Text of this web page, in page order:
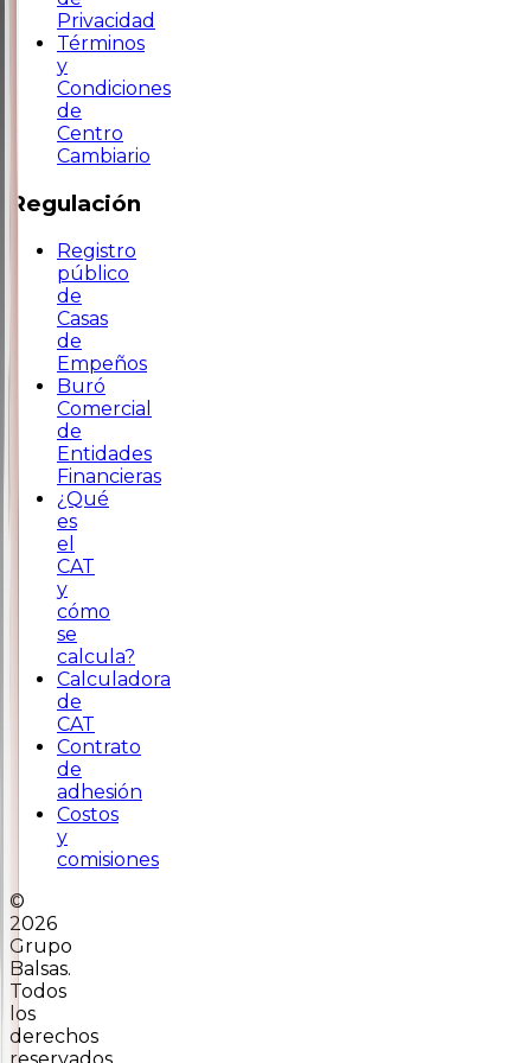
Privacidad
Términos
y
Condiciones
de
Centro
Cambiario
Regulación
Registro
público
de
Casas
de
Empeños
Buró
Comercial
de
Entidades
Financieras
¿Qué
es
el
CAT
y
cómo
se
calcula?
Calculadora
de
CAT
Contrato
de
adhesión
Costos
y
comisiones
©
2026
Grupo
Balsas.
Todos
los
derechos
reservados.